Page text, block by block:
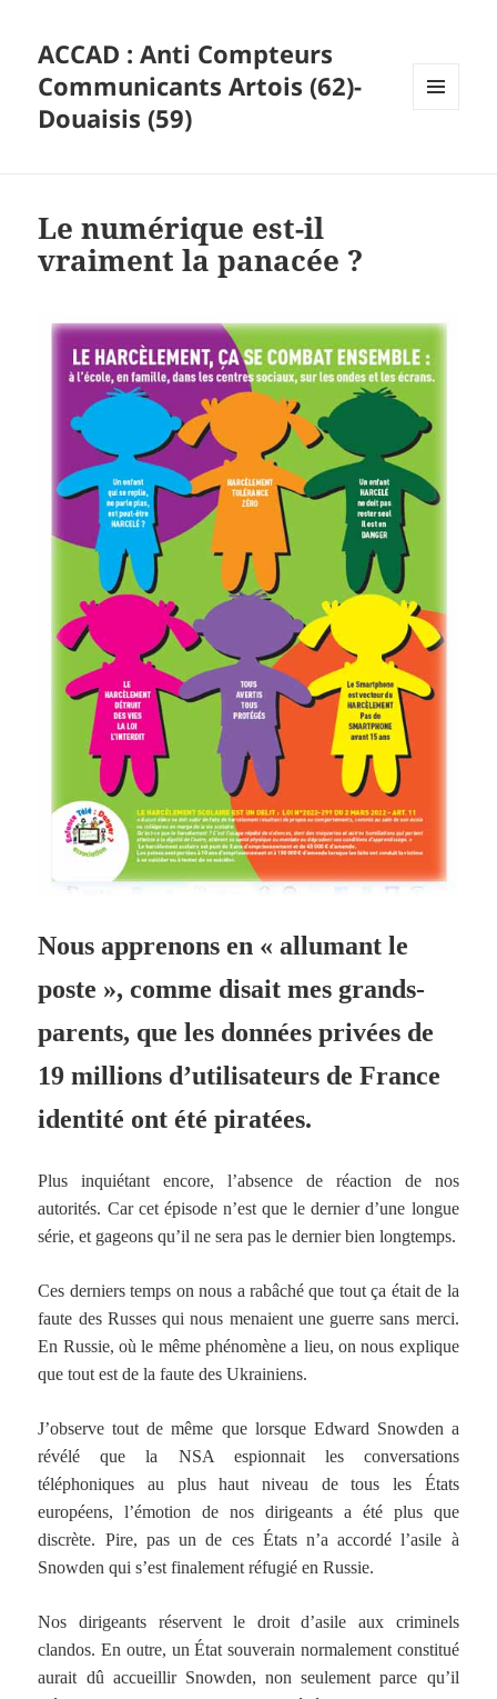
ACCAD : Anti Compteurs
Communicants Artois (62)-
Douaisis (59)
Le numérique est-il
vraiment la panacée ?
Nous apprenons en « allumant le
poste », comme disait mes grands-
parents, que les données privées de
19 millions d’utilisateurs de France
identité ont été piratées.
Plus inquiétant encore, l’absence de réaction de nos
autorités. Car cet épisode n’est que le dernier d’une longue
série, et gageons qu’il ne sera pas le dernier bien longtemps.
Ces derniers temps on nous a rabâché que tout ça était de la
faute des Russes qui nous menaient une guerre sans merci.
En Russie, où le même phénomène a lieu, on nous explique
que tout est de la faute des Ukrainiens.
J’observe tout de même que lorsque Edward Snowden a
révélé que la NSA espionnait les conversations
téléphoniques au plus haut niveau de tous les États
européens, l’émotion de nos dirigeants a été plus que
discrète. Pire, pas un de ces États n’a accordé l’asile à
Snowden qui s’est finalement réfugié en Russie.
Nos dirigeants réservent le droit d’asile aux criminels
clandos. En outre, un État souverain normalement constitué
aurait dû accueillir Snowden, non seulement parce qu’il